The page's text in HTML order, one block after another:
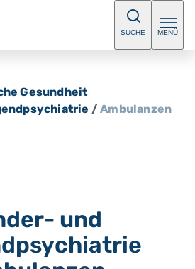
SUCHE MENÜ
Gesundheit
/Ambulanzen
und